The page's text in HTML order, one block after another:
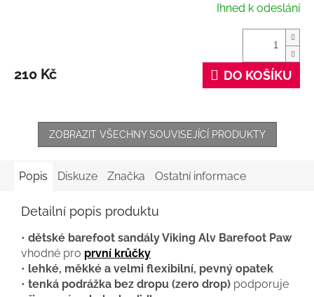
Ihned k odeslání
210 Kč DO KOŠÍKU
ZOBRAZIT VŠECHNY SOUVISEJÍCÍ PRODUKTY
Popis Diskuze Značka Ostatní informace
Detailní popis produktu
• dětské barefoot sandály Viking Alv Barefoot Paw
vhodné pro první krůčky
• lehké, měkké a velmi flexibilní, pevný opatek
• tenká podrážka bez dropu (zero drop) podporuje